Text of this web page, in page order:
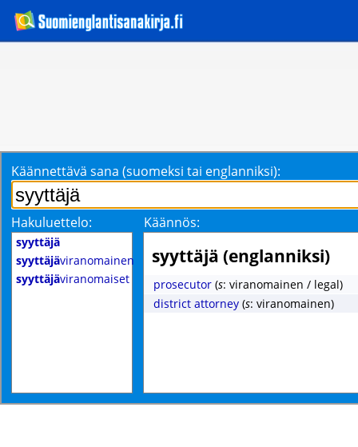
Käännettävä sana (suomeksi tai englanniksi):
Hakuluettelo: Käännös:
syyttäjä
syyttäjäviranomainen
syyttäjäviranomaiset
syyttäjä (englanniksi)
prosecutor (s: viranomainen / legal)
district attorney (s: viranomainen)